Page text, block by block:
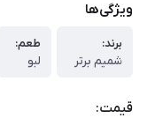
ویژگی‌ها
برند:
شمیم برتر
طعم:
لبو
قیمت: